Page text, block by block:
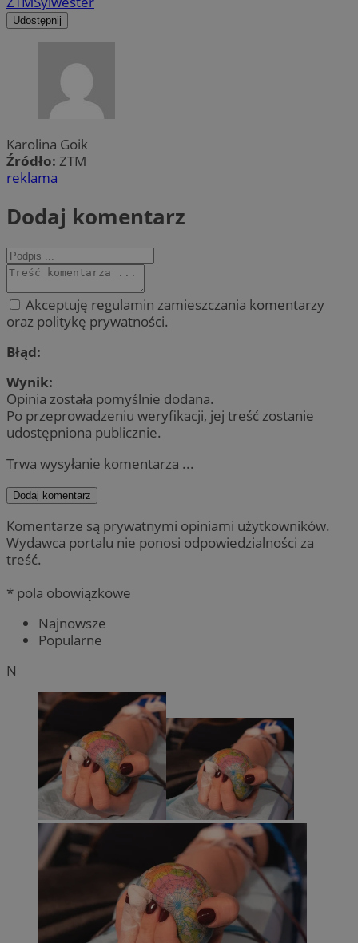
Udostępnij
Karolina Goik
Źródło: ZTM
reklama
Dodaj komentarz
Akceptuję regulamin zamieszczania komentarzy
oraz politykę prywatności.
Błąd:
Wynik:
Opinia została pomyślnie dodana.
Po przeprowadzeniu weryfikacji, jej treść zostanie
udostępniona publicznie.
Trwa wysyłanie komentarza ...
Dodaj komentarz
Komentarze są prywatnymi opiniami użytkowników.
Wydawca portalu nie ponosi odpowiedzialności za
treść.
* pola obowiązkowe
Najnowsze
Popularne
N